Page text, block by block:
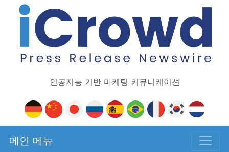
인공지능 기반 마케팅 커뮤니케이션
메인 메뉴